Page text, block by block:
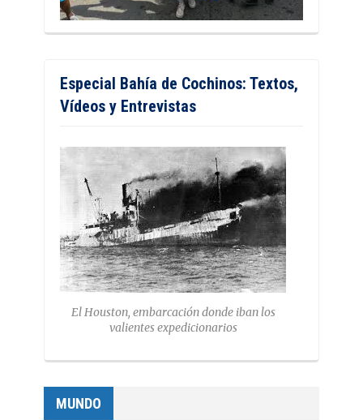
Especial Bahía de Cochinos: Textos,
Vídeos y Entrevistas
El Houston, embarcación donde iban los
valientes expedicionarios
MUNDO